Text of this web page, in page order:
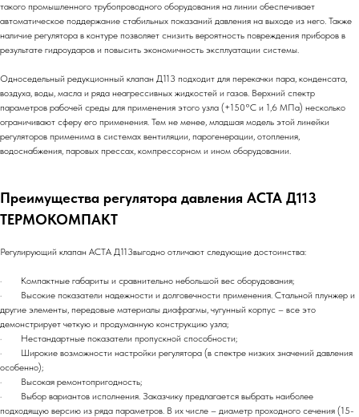
такого промышленного трубопроводного оборудования на линии обеспечивает
автоматическое поддержание стабильных показаний давления на выходе из него. Также
наличие регулятора в контуре позволяет снизить вероятность повреждения приборов в
результате гидроударов и повысить экономичность эксплуатации системы.
Односедельный редукционный клапан Д113 подходит для перекачки пара, конденсата,
воздуха, воды, масла и ряда неагрессивных жидкостей и газов. Верхний спектр
параметров рабочей среды для применения этого узла (+150°С и 1,6 МПа) несколько
ограничивают сферу его применения. Тем не менее, младшая модель этой линейки
регуляторов применима в системах вентиляции, парогенерации, отопления,
водоснабжения, паровых прессах, компрессорном и ином оборудовании.
Преимущества регулятора давления АСТА Д113
ТЕРМОКОМПАКТ
Регулирующий клапан АСТА Д113выгодно отличают следующие достоинства:
· Компактные габариты и сравнительно небольшой вес оборудования;
· Высокие показатели надежности и долговечности применения. Стальной плунжер и
другие элементы, передовые материалы диафрагмы, чугунный корпус – все это
демонстрирует четкую и продуманную конструкцию узла;
· Нестандартные показатели пропускной способности;
· Широкие возможности настройки регулятора (в спектре низких значений давления
особенно);
· Высокая ремонтопригодность;
· Выбор вариантов исполнения. Заказчику предлагается выбрать наиболее
подходящую версию из ряда параметров. В их числе – диаметр проходного сечения (15-